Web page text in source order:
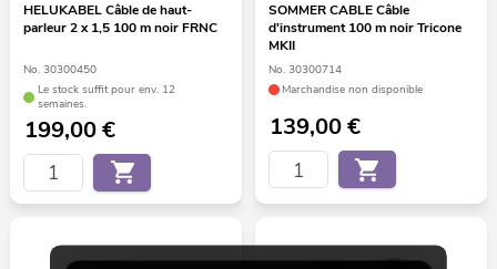
HELUKABEL Câble de haut-
parleur 2 x 1,5 100 m noir FRNC
No. 30300450
Le stock suffit pour env. 12
semaines.
199,00€
SOMMER CABLE Câble
d'instrument 100 m noir Tricone
MKII
No. 30300714
Marchandise non disponible
139,00€